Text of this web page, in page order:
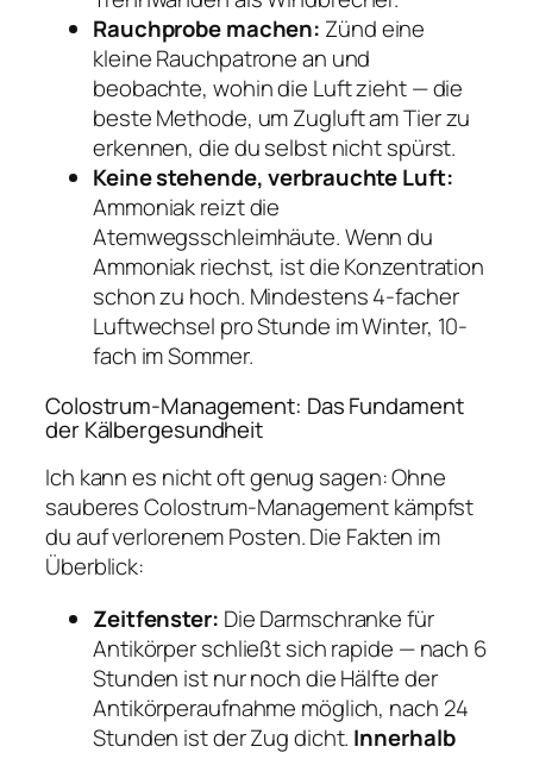
Rauchprobe machen: Zünd eine
kleine Rauchpatrone an und
beobachte, wohin die Luft zieht — die
beste Methode, um Zugluft am Tier zu
erkennen, die du selbst nicht spürst.
Keine stehende, verbrauchte Luft:
Ammoniak reizt die
Atemwegsschleimhäute. Wenn du
Ammoniak riechst, ist die Konzentration
schon zu hoch. Mindestens 4-facher
Luftwechsel pro Stunde im Winter, 10-
fach im Sommer.
Colostrum-Management: Das Fundament
der Kälbergesundheit
Ich kann es nicht oft genug sagen: Ohne
sauberes Colostrum-Management kämpfst
du auf verlorenem Posten. Die Fakten im
Überblick:
Zeitfenster: Die Darmschranke für
Antikörper schließt sich rapide — nach 6
Stunden ist nur noch die Hälfte der
Antikörperaufnahme möglich, nach 24
Stunden ist der Zug dicht. Innerhalb